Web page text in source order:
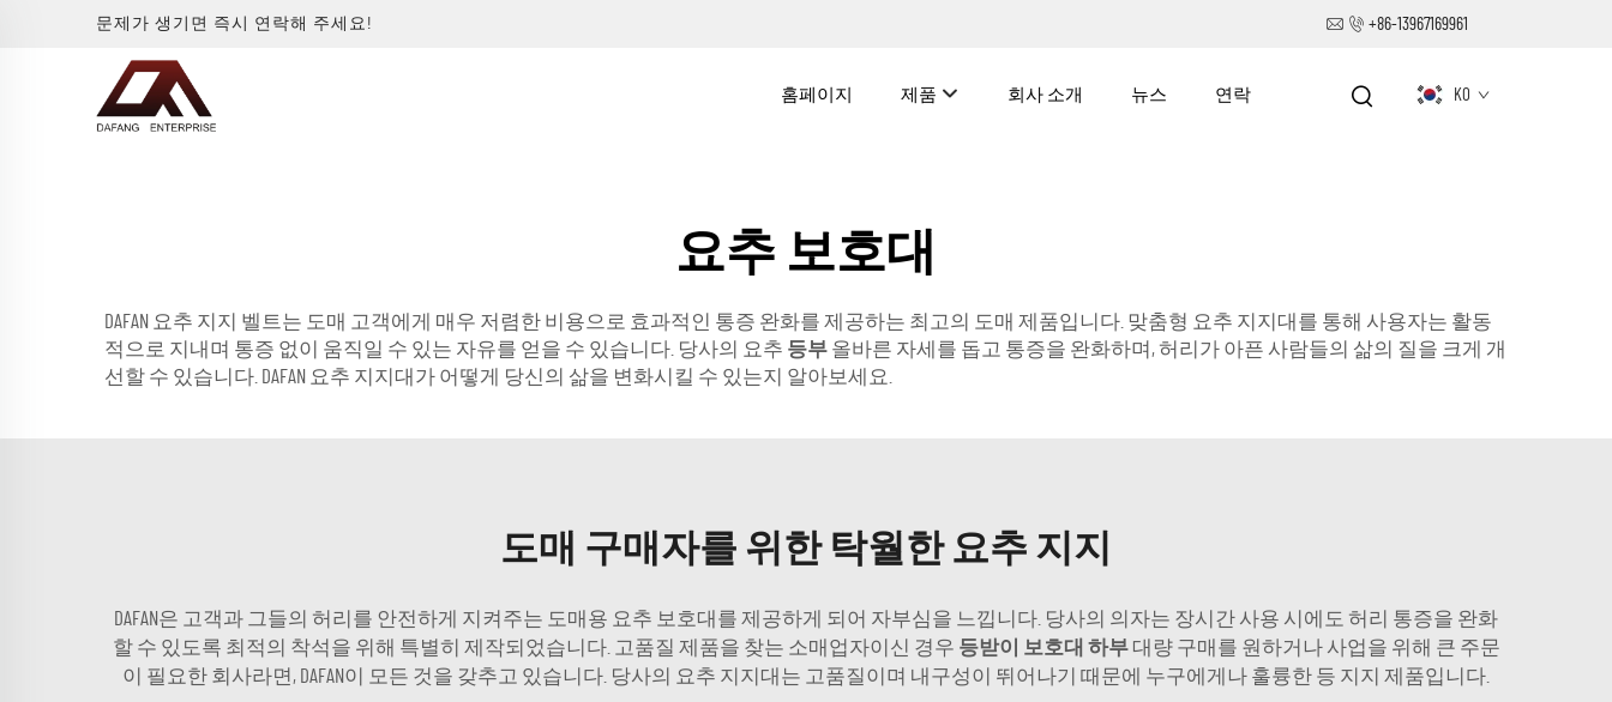
문제가 생기면 즉시 연락해 주세요! +86-13967169961
홈페이지 제품 회사 소개 뉴스 연락 KO
요추 보호대
DAFAN 요추 지지 벨트는 도매 고객에게 매우 저렴한 비용으로 효과적인 통증 완화를 제공하는 최고의 도매 제품입니다. 맞춤형 요추 지지대를 통해 사용자는 활동
적으로 지내며 통증 없이 움직일 수 있는 자유를 얻을 수 있습니다. 당사의 요추 등부 올바른 자세를 돕고 통증을 완화하며, 허리가 아픈 사람들의 삶의 질을 크게 개
선할 수 있습니다. DAFAN 요추 지지대가 어떻게 당신의 삶을 변화시킬 수 있는지 알아보세요.
도매 구매자를 위한 탁월한 요추 지지
DAFAN은 고객과 그들의 허리를 안전하게 지켜주는 도매용 요추 보호대를 제공하게 되어 자부심을 느낍니다. 당사의 의자는 장시간 사용 시에도 허리 통증을 완화
할 수 있도록 최적의 착석을 위해 특별히 제작되었습니다. 고품질 제품을 찾는 소매업자이신 경우 등받이 보호대 하부 대량 구매를 원하거나 사업을 위해 큰 주문
이 필요한 회사라면, DAFAN이 모든 것을 갖추고 있습니다. 당사의 요추 지지대는 고품질이며 내구성이 뛰어나기 때문에 누구에게나 훌륭한 등 지지 제품입니다.